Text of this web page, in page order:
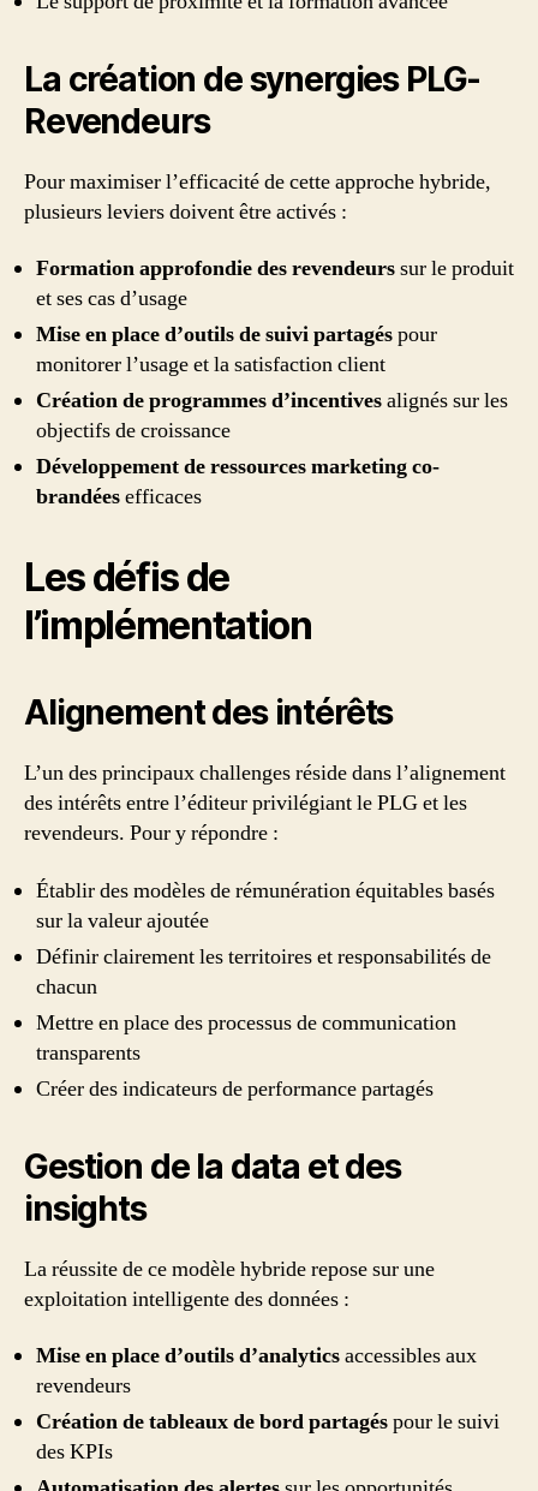
La création de synergies PLG-
Revendeurs
Pour maximiser l’efficacité de cette approche hybride,
plusieurs leviers doivent être activés :
Formation approfondie des revendeurssur le produit
et ses cas d’usage
Mise en place d’outils de suivi partagéspour
monitorer l’usage et la satisfaction client
Création de programmes d’incentivesalignés sur les
objectifs de croissance
Développement de ressources marketing co-
brandéesefficaces
Les défis de
l’implémentation
Alignement des intérêts
L’un des principaux challenges réside dans l’alignement
des intérêts entre l’éditeur privilégiant le PLG et les
revendeurs. Pour y répondre :
Établir des modèles de rémunération équitables basés
sur la valeur ajoutée
Définir clairement les territoires et responsabilités de
chacun
Mettre en place des processus de communication
transparents
Créer des indicateurs de performance partagés
Gestion de la data et des
insights
La réussite de ce modèle hybride repose sur une
exploitation intelligente des données :
Mise en place d’outils d’analyticsaccessibles aux
revendeurs
Création de tableaux de bord partagéspour le suivi
des KPIs